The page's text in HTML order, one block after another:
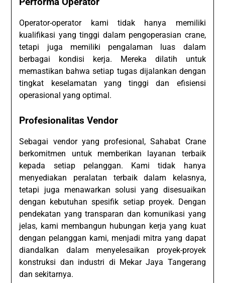
Operator-operator kami tidak hanya memiliki
kualifikasi yang tinggi dalam pengoperasian crane,
tetapi juga memiliki pengalaman luas dalam
berbagai kondisi kerja. Mereka dilatih untuk
memastikan bahwa setiap tugas dijalankan dengan
tingkat keselamatan yang tinggi dan efisiensi
operasional yang optimal.
Profesionalitas Vendor
Sebagai vendor yang profesional, Sahabat Crane
berkomitmen untuk memberikan layanan terbaik
kepada setiap pelanggan. Kami tidak hanya
menyediakan peralatan terbaik dalam kelasnya,
tetapi juga menawarkan solusi yang disesuaikan
dengan kebutuhan spesifik setiap proyek. Dengan
pendekatan yang transparan dan komunikasi yang
jelas, kami membangun hubungan kerja yang kuat
dengan pelanggan kami, menjadi mitra yang dapat
diandalkan dalam menyelesaikan proyek-proyek
konstruksi dan industri di Mekar Jaya Tangerang
dan sekitarnya.